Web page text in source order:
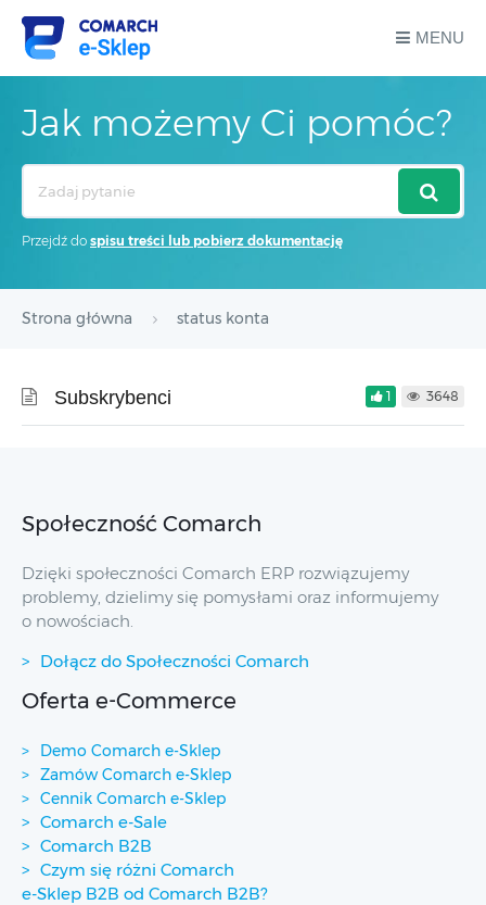
MENU
Jak możemy Ci pomóc?
Przejdź do spisu treści lub pobierz dokumentację
Strona główna status konta
Subskrybenci 1 3648
Społeczność Comarch
Dzięki społeczności Comarch ERP rozwiązujemy
problemy, dzielimy się pomysłami oraz informujemy
o nowościach.
Dołącz do Społeczności Comarch
Oferta e-Commerce
Demo Comarch e-Sklep
Zamów Comarch e-Sklep
Cennik Comarch e-Sklep
Comarch e-Sale
Comarch B2B
Czym się różni Comarch
e-Sklep B2B od Comarch B2B?